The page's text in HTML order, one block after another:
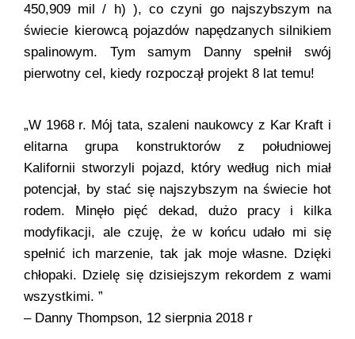
450,909 mil / h) ), co czyni go najszybszym na
świecie kierowcą pojazdów napędzanych silnikiem
spalinowym. Tym samym Danny spełnił swój
pierwotny cel, kiedy rozpoczął projekt 8 lat temu!
„W 1968 r. Mój tata, szaleni naukowcy z Kar Kraft i
elitarna grupa konstruktorów z południowej
Kalifornii stworzyli pojazd, który według nich miał
potencjał, by stać się najszybszym na świecie hot
rodem. Minęło pięć dekad, dużo pracy i kilka
modyfikacji, ale czuję, że w końcu udało mi się
spełnić ich marzenie, tak jak moje własne. Dzięki
chłopaki. Dzielę się dzisiejszym rekordem z wami
wszystkimi. ”
– Danny Thompson, 12 sierpnia 2018 r